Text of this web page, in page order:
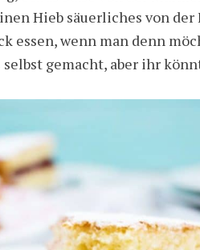
Hieb säuerliches von der
essen, wenn man denn
selbst gemacht, aber ihr